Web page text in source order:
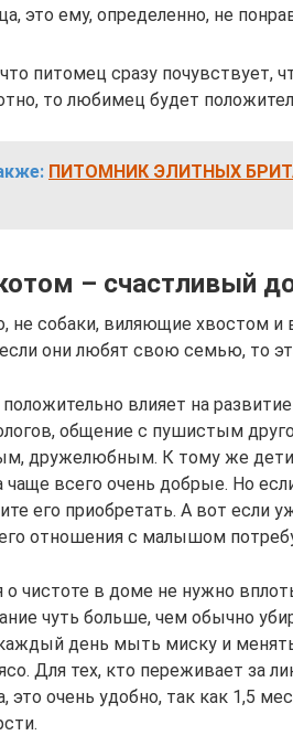
это ему, определенно, не
питомец сразу почувствует,
то любимец будет
ПИТОМНИК ЭЛИТНЫХ
– счастливый
не собаки, виляющие хвостом
они любят свою семью, то
влияет на
общение с пушистым
дружелюбным. К тому же
чаще всего очень добрые. Но
его приобретать. А вот если
отношения с малышом
о чистоте в доме не нужно
чуть больше, чем обычно
день мыть миску и
Для тех, кто переживает за
это очень удобно, так как 1,5